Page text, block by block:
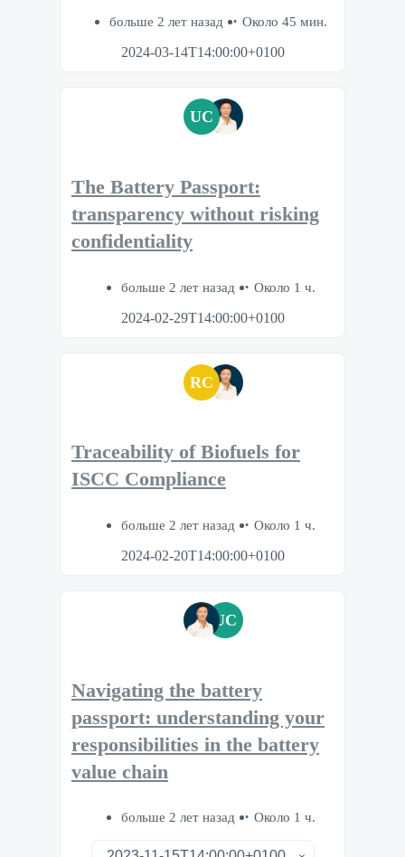
больше 2 лет назад
Около 45 мин.
2024-03-14T14:00:00+0100
UC
The Battery Passport:
transparency without risking
confidentiality
больше 2 лет назад
Около 1 ч.
2024-02-29T14:00:00+0100
RC
Traceability of Biofuels for
ISCC Compliance
больше 2 лет назад
Около 1 ч.
2024-02-20T14:00:00+0100
UC
Navigating the battery
passport: understanding your
responsibilities in the battery
value chain
больше 2 лет назад Около 1 ч.